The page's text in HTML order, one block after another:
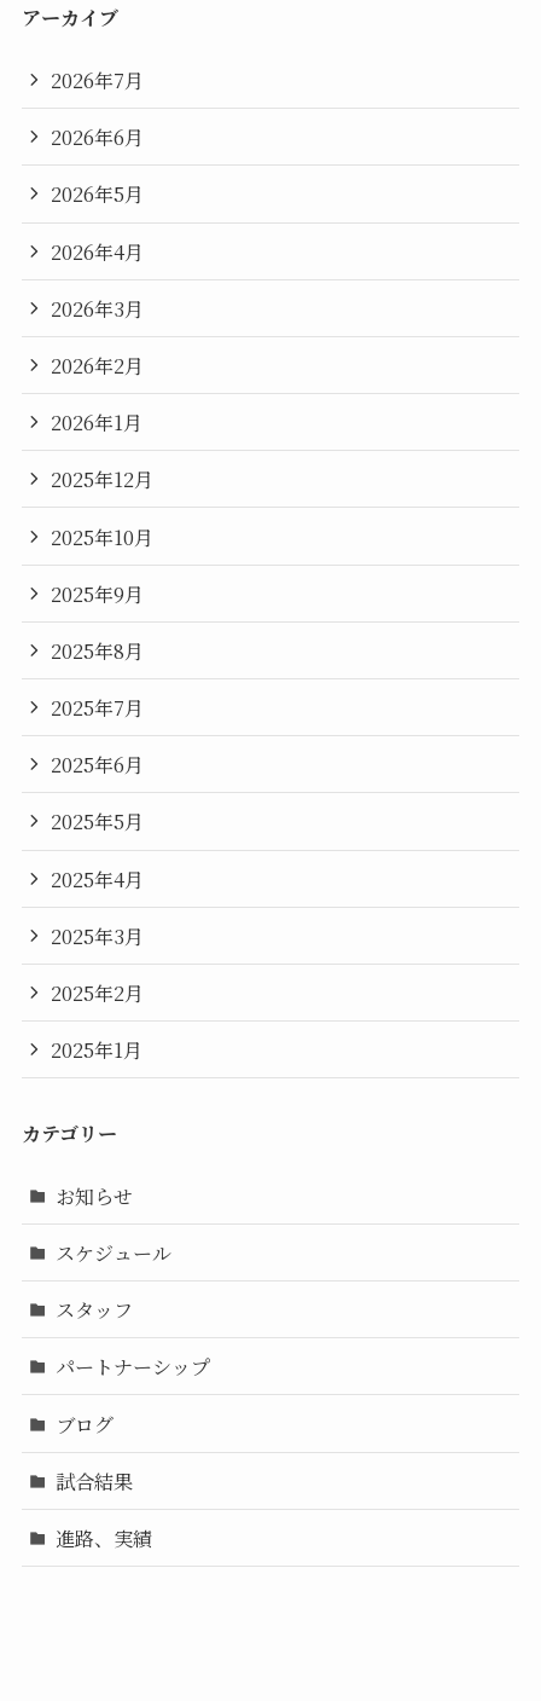
アーカイブ
2026年7月
2026年6月
2026年5月
2026年4月
2026年3月
2026年2月
2026年1月
2025年12月
2025年10月
2025年9月
2025年8月
2025年7月
2025年6月
2025年5月
2025年4月
2025年3月
2025年2月
2025年1月
カテゴリー
お知らせ
スケジュール
スタッフ
パートナーシップ
ブログ
試合結果
進路、実績